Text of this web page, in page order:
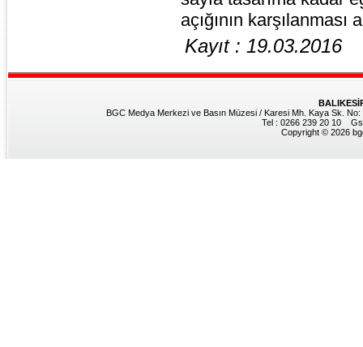
açığının karşılanması
Kayıt : 19.03.2016
BGC Medya Merkezi ve Basın Müzesi / Karesi Mh. Kaya Sk.
Tel : 0266 239 20 10
Copyright © 2026